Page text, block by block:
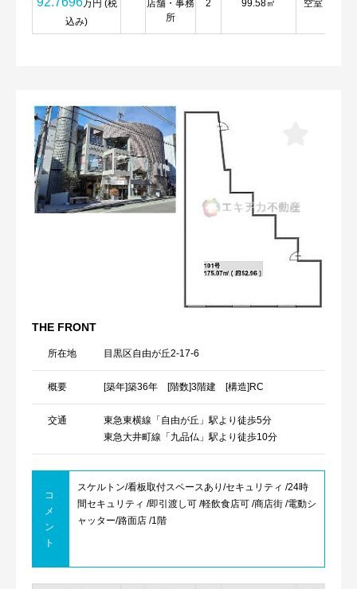
万円 (税
込み)
店舗・事務
所
2 99.58㎡ 空室
THE FRONT
所在地 目黒区自由が丘2-17-6
概要 [築年]築36年 [階数]3階建 [構造]RC
交通
東急東横線「自由が丘」駅より徒歩5分
東急大井町線「九品仏」駅より徒歩10分
コ
メ
ン
ト
スケルトン/看板取付スペースあり/セキュリティ /24時
間セキュリティ /即引渡し可 /軽飲食店可 /商店街 /電動シ
ャッター/路面店 /1階